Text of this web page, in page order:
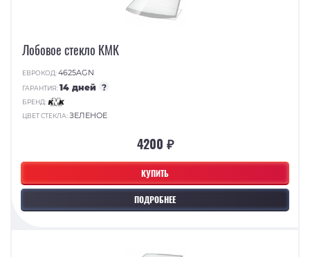
КУПИТЬ
ПОДРОБНЕЕ
Лобовое стекло КМК
ЕВРОКОД:4625AGN
ГАРАНТИЯ:14 дней ?
БРЕНД:
ЦВЕТ СТЕКЛА:ЗЕЛЕНОЕ
4200 ₽